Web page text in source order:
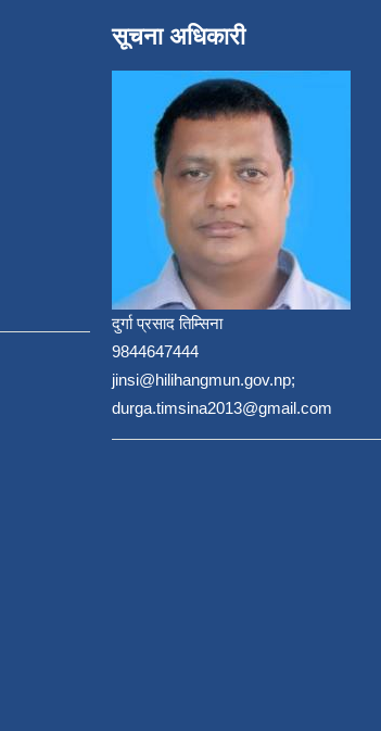
सूचना अधिकारी
दुर्गा प्रसाद तिम्सिना
9844647444
jinsi@hilihangmun.gov.np;
durga.timsina2013@gmail.com